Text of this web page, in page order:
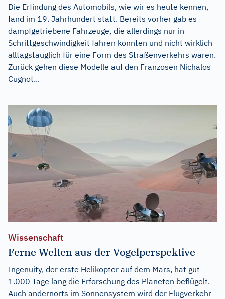
Die Erfindung des Automobils, wie wir es heute kennen,
fand im 19. Jahrhundert statt. Bereits vorher gab es
dampfgetriebene Fahrzeuge, die allerdings nur in
Schrittgeschwindigkeit fahren konnten und nicht wirklich
alltagstauglich für eine Form des Straßenverkehrs waren.
Zurück gehen diese Modelle auf den Franzosen Nichalos
Cugnot...
Wissenschaft
Ferne Welten aus der Vogelperspektive
Ingenuity, der erste Helikopter auf dem Mars, hat gut
1.000 Tage lang die Erforschung des Planeten beflügelt.
Auch andernorts im Sonnensystem wird der Flugverkehr